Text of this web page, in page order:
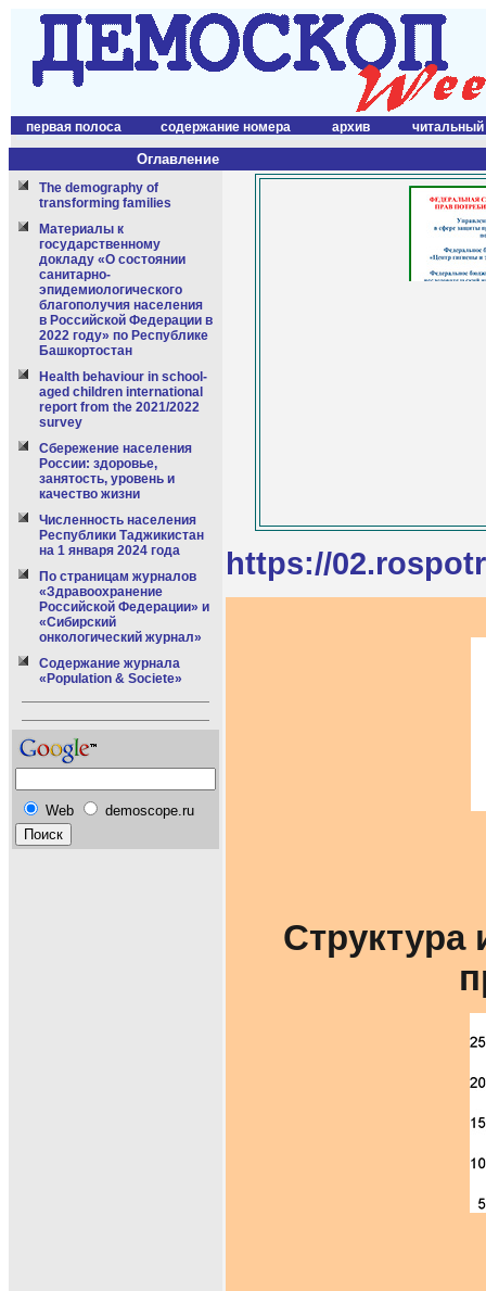
первая полоса содержание номера архив читальный
Оглавление
The demography of
transforming families
Материалы к
государственному
докладу «О состоянии
санитарно-
эпидемиологического
благополучия населения
в Российской Федерации в
2022 году» по Республике
Башкортостан
Health behaviour in school-
aged children international
report from the 2021/2022
survey
Сбережение населения
России: здоровье,
занятость, уровень и
качество жизни
Численность населения
Республики Таджикистан
на 1 января 2024 года
По страницам журналов
«Здравоохранение
Российской Федерации» и
«Сибирский
онкологический журнал»
Содержание журнала
«Population & Societe»
Web demoscope.ru
https://
Структура